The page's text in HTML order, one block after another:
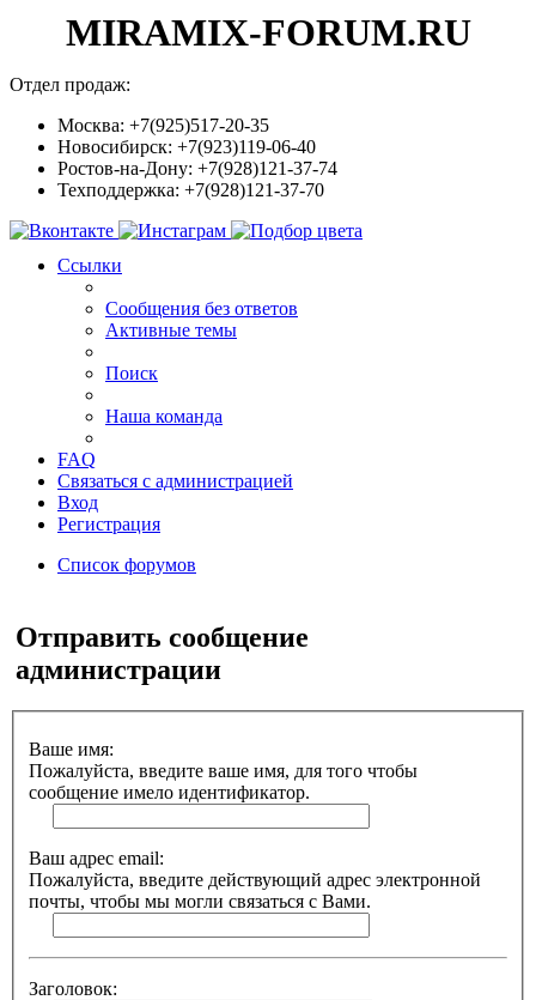
MIRAMIX-FORUM.RU
Отдел продаж:
Москва: +7(925)517-20-35
Новосибирск: +7(923)119-06-40
Ростов-на-Дону: +7(928)121-37-74
Техподдержка: +7(928)121-37-70
Ссылки
Сообщения без ответов
Активные темы
Поиск
Наша команда
FAQ
Связаться с администрацией
Вход
Регистрация
Список форумов
Отправить сообщение
администрации
Ваше имя:
Пожалуйста, введите ваше имя, для того чтобы
сообщение имело идентификатор.
Ваш адрес email:
Пожалуйста, введите действующий адрес электронной
почты, чтобы мы могли связаться с Вами.
Заголовок: